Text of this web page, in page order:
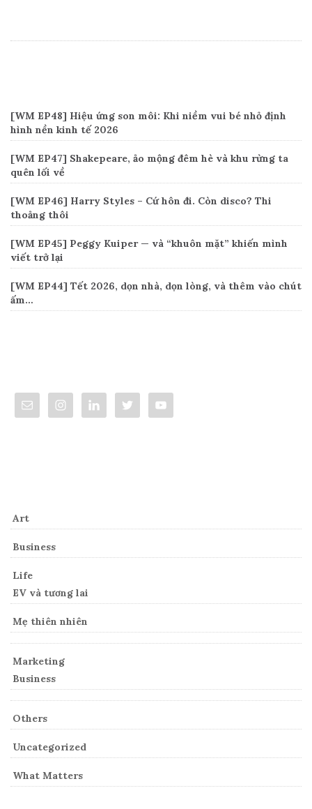
[WM EP48] Hiệu ứng son môi: Khi niềm vui bé nhỏ định
hình nền kinh tế 2026
[WM EP47] Shakepeare, ảo mộng đêm hè và khu rừng ta
quên lối về
[WM EP46] Harry Styles – Cứ hôn đi. Còn disco? Thi
thoảng thôi
[WM EP45] Peggy Kuiper — và “khuôn mặt” khiến mình
viết trở lại
[WM EP44] Tết 2026, dọn nhà, dọn lòng, và thêm vào chút
ấm…
Art
Business
Life
EV và tương lai
Mẹ thiên nhiên
Marketing
Business
Others
Uncategorized
What Matters